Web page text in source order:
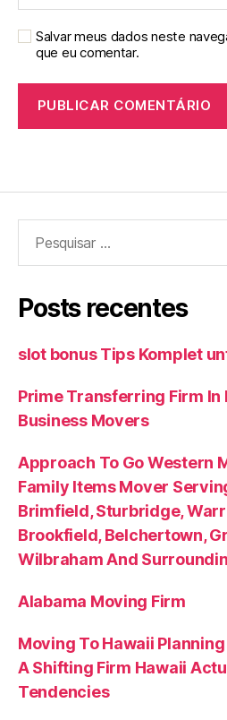
Salvar meus dados neste
que eu comentar.
por:
Posts recentes
slot bonus Tips Komplet
Prime Transferring Firm In
Business Movers
Approach To Go Western
Family Items Mover
Brimfield, Sturbridge,
Brookfield, Belchertown,
Wilbraham And
Alabama Moving Firm
Moving To Hawaii
A Shifting Firm Hawaii
Tendencies